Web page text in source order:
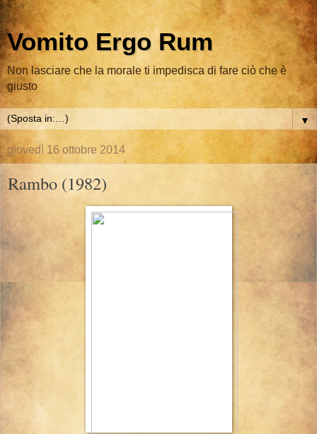
Vomito Ergo Rum
Non lasciare che la morale ti impedisca di fare ciò che è
giusto
▼
giovedì 16 ottobre 2014
Rambo (1982)